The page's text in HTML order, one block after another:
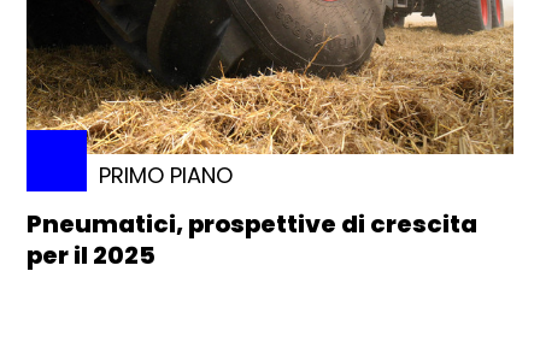
PRIMO PIANO
Pneumatici, prospettive di crescita
per il 2025